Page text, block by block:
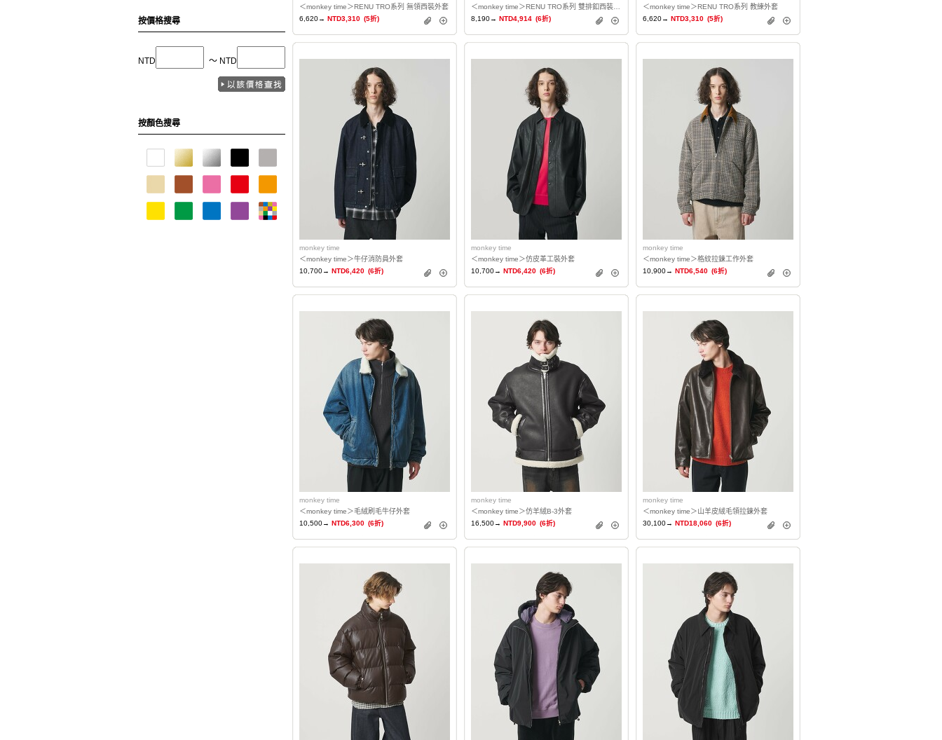
按價格搜尋
NTD 〜 NTD
按顏色搜尋
＜monkey time＞RENU TRO系列 無領西裝外套
6,620→ NTD3,310 (5折)
8,190→ NTD4,914 (6折)
＜monkey time＞RENU TRO系列 教練外套
6,620→ NTD3,310 (5折)
monkey time
＜monkey time＞牛仔消防員外套
10,700→ NTD6,420 (6折)
monkey time
＜monkey time＞仿皮革工裝外套
10,700→ NTD6,420 (6折)
monkey time
＜monkey time＞格紋拉鍊工作外套
10,900→ NTD6,540 (6折)
monkey time
＜monkey time＞毛絨刷毛牛仔外套
10,500→ NTD6,300 (6折)
monkey time
＜monkey time＞仿羊絨B-3外套
16,500→ NTD9,900 (6折)
monkey time
＜monkey time＞山羊皮絨毛領拉鍊外套
30,100→ NTD18,060 (6折)